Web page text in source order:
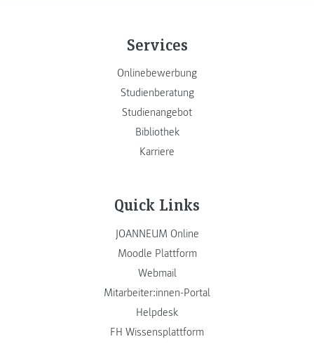
Services
Onlinebewerbung
Studienberatung
Studienangebot
Bibliothek
Karriere
Quick Links
JOANNEUM Online
Moodle Plattform
Webmail
Mitarbeiter:innen-Portal
Helpdesk
FH Wissensplattform